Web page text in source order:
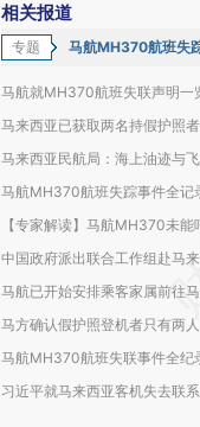
相关报道
专题 马航MH370航班失
马航就MH370航班失联声明一
马来西亚已获取两名持假护照
马来西亚民航局：海上油迹与
马航MH370航班失踪事件全记
【专家解读】马航MH370未能
中国政府派出联合工作组赴马
马航已开始安排乘客家属前往
马方确认假护照登机者只有两人
马航MH370航班失联事件全纪
习近平就马来西亚客机失去联